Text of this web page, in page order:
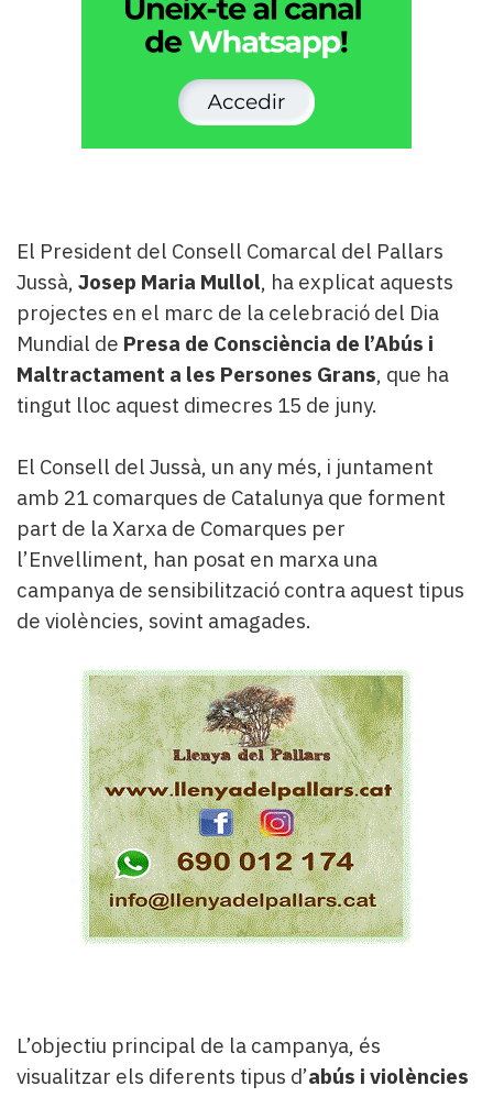
El President del Consell Comarcal del Pallars
Jussà, Josep Maria Mullol, ha explicat aquests
projectes en el marc de la celebració del Dia
Mundial de Presa de Consciència de l’Abús i
Maltractament a les Persones Grans, que ha
tingut lloc aquest dimecres 15 de juny.
El Consell del Jussà, un any més, i juntament
amb 21 comarques de Catalunya que forment
part de la Xarxa de Comarques per
l’Envelliment, han posat en marxa una
campanya de sensibilització contra aquest tipus
de violències, sovint amagades.
L’objectiu principal de la campanya, és
visualitzar els diferents tipus d’abús i violències